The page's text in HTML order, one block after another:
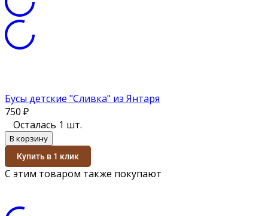
Бусы детские "Сливка" из Янтаря
750 ₽
Осталась 1 шт.
В корзину
Купить в 1 клик
С этим товаром также покупают